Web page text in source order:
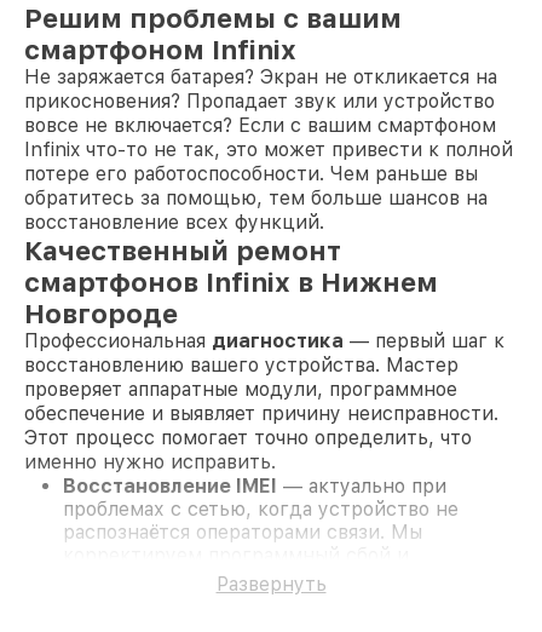
Решим проблемы с вашим
смартфоном Infinix
Не заряжается батарея? Экран не откликается на
прикосновения? Пропадает звук или устройство
вовсе не включается? Если с вашим смартфоном
Infinix что-то не так, это может привести к полной
потере его работоспособности. Чем раньше вы
обратитесь за помощью, тем больше шансов на
восстановление всех функций.
Качественный ремонт
смартфонов Infinix в Нижнем
Новгороде
Профессиональная диагностика — первый шаг к
восстановлению вашего устройства. Мастер
проверяет аппаратные модули, программное
обеспечение и выявляет причину неисправности.
Этот процесс помогает точно определить, что
именно нужно исправить.
Восстановление IMEI — актуально при
проблемах с сетью, когда устройство не
распознаётся операторами связи. Мы
корректируем программный сбой и
возвращаем доступ к сотовой сети.
Ремонт после залития жидкостью
Развернуть